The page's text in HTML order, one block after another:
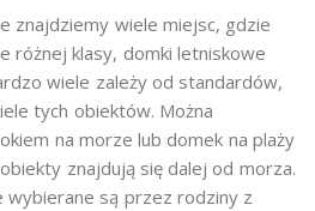
znajdziemy wiele miejsc, gdzie
różnej klasy, domki letniskowe
wiele zależy od standardów,
tych obiektów. Można
na morze lub domek na plaży
znajdują się dalej od morza.
wybierane są przez rodziny z